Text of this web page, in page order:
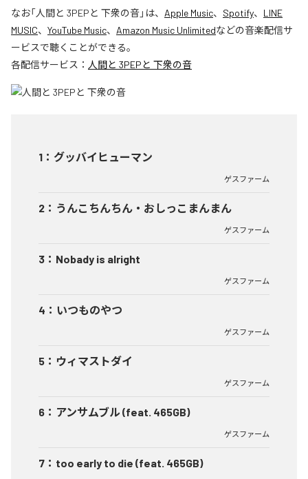
なお「人間と 3PEPと 下衆の音」は、 Apple Music、 Spotify、 LINE
MUSIC、 YouTube Music、 Amazon Music Unlimitedなどの音楽配信サ
ービスで聴くことができる。
各配信サービス： 人間と 3PEPと 下衆の音
1 ： グッバイヒューマン
ゲスファーム
2 ： うんこちんちん・おしっこまんまん
ゲスファーム
3 ： Nobady is alright
ゲスファーム
4 ： いつものやつ
ゲスファーム
5 ： ウィマストダイ
ゲスファーム
6 ： アンサムブル (feat. 465GB)
ゲスファーム
7 ： too early to die (feat. 465GB)